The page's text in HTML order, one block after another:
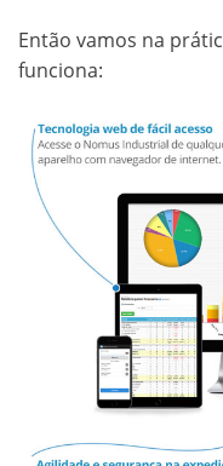
Então vamos na
funciona: